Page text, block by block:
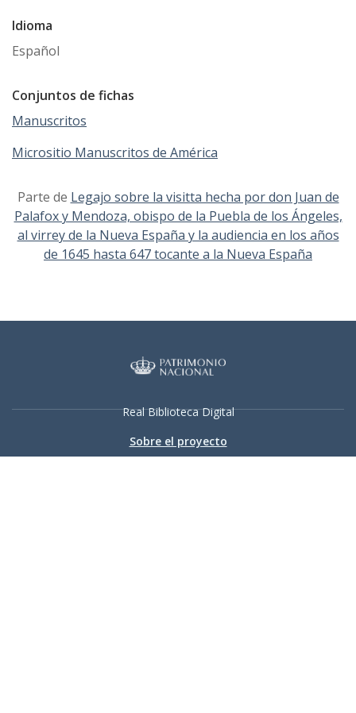
Idioma
Español
Conjuntos de fichas
Manuscritos
Micrositio Manuscritos de América
Parte de Legajo sobre la visitta hecha por don Juan de
Palafox y Mendoza, obispo de la Puebla de los Ángeles,
al virrey de la Nueva España y la audiencia en los años
de 1645 hasta 647 tocante a la Nueva España
Real Biblioteca Digital
Sobre el proyecto